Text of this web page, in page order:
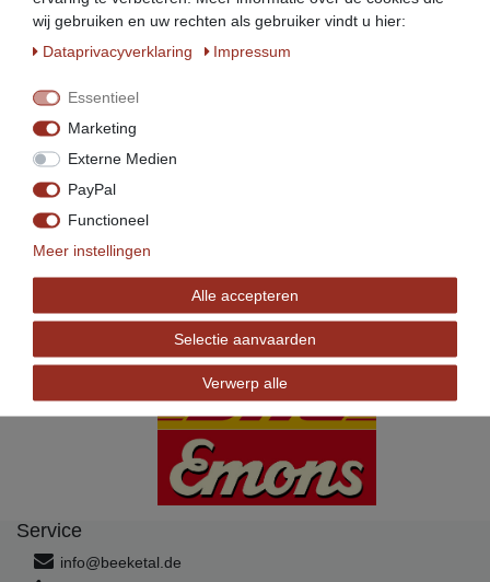
*incl. totaal Btw.excl.Verzendkosten
Ceres::Template.footerdelivery
Service
info@beeketal.de
wij gebruiken en uw rechten als gebruiker vindt u hier:
Data­privacy­verklaring
Impressum
Essentieel
Marketing
Externe Medien
PayPal
Functioneel
Meer instellingen
Alle accepteren
Selectie aanvaarden
Verwerp alle